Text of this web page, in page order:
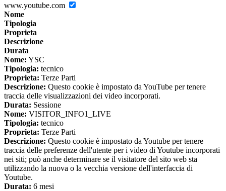
www.youtube.com
Nome
Tipologia
Proprieta
Descrizione
Durata
Nome: YSC
Tipologia: tecnico
Proprieta: Terze Parti
Descrizione: Questo cookie è impostato da YouTube per tenere
traccia delle visualizzazioni dei video incorporati.
Durata: Sessione
Nome: VISITOR_INFO1_LIVE
Tipologia: tecnico
Proprieta: Terze Parti
Descrizione: Questo cookie è impostato da Youtube per tenere
traccia delle preferenze dell'utente per i video di Youtube incorporati
nei siti; può anche determinare se il visitatore del sito web sta
utilizzando la nuova o la vecchia versione dell'interfaccia di
Youtube.
Durata: 6 mesi